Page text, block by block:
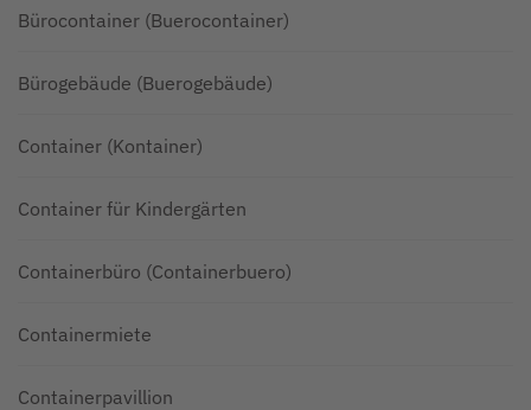
Bürocontainer (Buerocontainer)
Bürogebäude (Buerogebäude)
Container (Kontainer)
Container für Kindergärten
Containerbüro (Containerbuero)
Containermiete
Containerpavillion